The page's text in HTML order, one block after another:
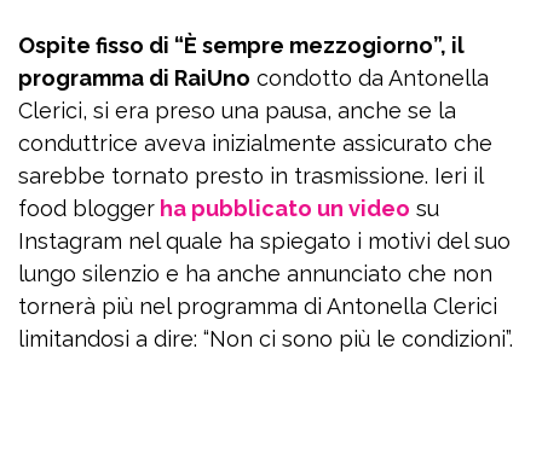
Ospite fisso di “È sempre mezzogiorno”, il
programma di RaiUno condotto da Antonella
Clerici, si era preso una pausa, anche se la
conduttrice aveva inizialmente assicurato che
sarebbe tornato presto in trasmissione. Ieri il
food blogger ha pubblicato un video su
Instagram nel quale ha spiegato i motivi del suo
lungo silenzio e ha anche annunciato che non
tornerà più nel programma di Antonella Clerici
limitandosi a dire: “Non ci sono più le condizioni”.